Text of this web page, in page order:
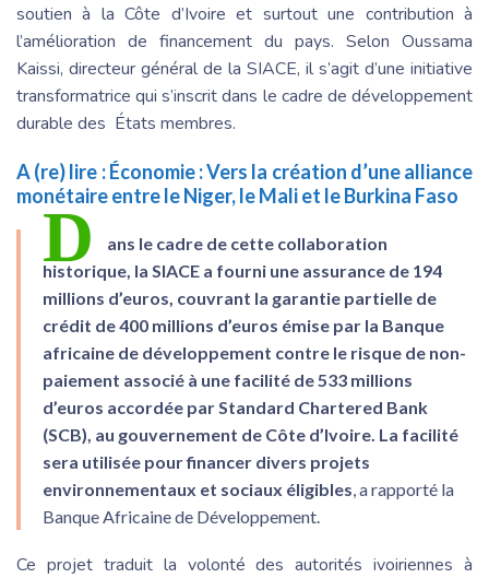
soutien à la Côte d’Ivoire et surtout une contribution à
l’amélioration de financement du pays. Selon Oussama
Kaissi, directeur général de la SIACE, il s’agit d’une initiative
transformatrice qui s’inscrit dans le cadre de développement
durable des États membres.
A (re) lire :Économie : Vers la création d’une alliance
monétaire entre le Niger, le Mali et le Burkina Faso
D
ans le cadre de cette collaboration
historique, la SIACE a fourni une assurance de 194
millions d’euros, couvrant la garantie partielle de
crédit de 400 millions d’euros émise par la Banque
africaine de développement contre le risque de non-
paiement associé à une facilité de 533 millions
d’euros accordée par Standard Chartered Bank
(SCB), au gouvernement de Côte d’Ivoire. La facilité
sera utilisée pour financer divers projets
environnementaux et sociaux éligibles, a rapporté la
Banque Africaine de Développement.
Ce projet traduit la volonté des autorités ivoiriennes à